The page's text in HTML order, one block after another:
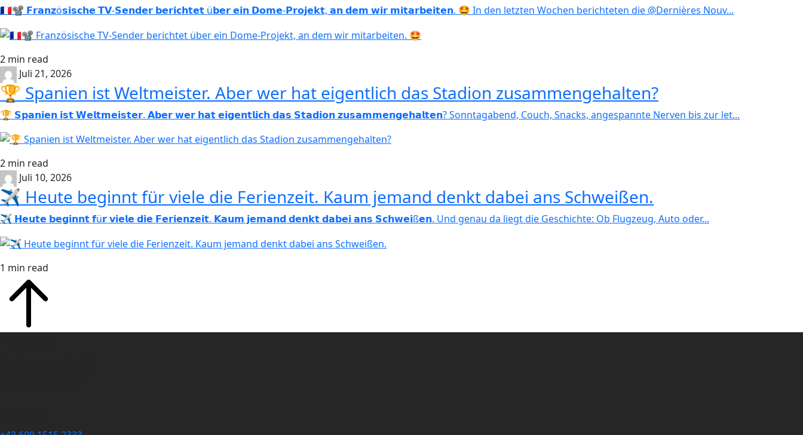
🇫🇷📽️ 𝗙𝗿𝗮𝗻𝘇ö𝘀𝗶𝘀𝗰𝗵𝗲 𝗧𝗩-𝗦𝗲𝗻𝗱𝗲𝗿 𝗯𝗲𝗿𝗶𝗰𝗵𝘁𝗲𝘁 ü𝗯𝗲𝗿 𝗲𝗶𝗻 𝗗𝗼𝗺𝗲-𝗣𝗿𝗼𝗷𝗲𝗸𝘁, 𝗮𝗻 𝗱𝗲𝗺 𝘄𝗶𝗿 𝗺𝗶𝘁𝗮𝗿𝗯𝗲𝗶𝘁𝗲𝗻. 🤩 In den letzten Wochen berichteten die @Dernières Nouv...
2 min read
Juli 21, 2026
🏆 Spanien ist Weltmeister. Aber wer hat eigentlich das Stadion zusammengehalten?
🏆 𝗦𝗽𝗮𝗻𝗶𝗲𝗻 𝗶𝘀𝘁 𝗪𝗲𝗹𝘁𝗺𝗲𝗶𝘀𝘁𝗲𝗿. 𝗔𝗯𝗲𝗿 𝘄𝗲𝗿 𝗵𝗮𝘁 𝗲𝗶𝗴𝗲𝗻𝘁𝗹𝗶𝗰𝗵 𝗱𝗮𝘀 𝗦𝘁𝗮𝗱𝗶𝗼𝗻 𝘇𝘂𝘀𝗮𝗺𝗺𝗲𝗻𝗴𝗲𝗵𝗮𝗹𝘁𝗲𝗻? Sonntagabend, Couch, Snacks, angespannte Nerven bis zur let...
2 min read
Juli 10, 2026
✈️ Heute beginnt für viele die Ferienzeit. Kaum jemand denkt dabei ans Schweißen.
✈️ 𝗛𝗲𝘂𝘁𝗲 𝗯𝗲𝗴𝗶𝗻𝗻𝘁 𝗳ü𝗿 𝘃𝗶𝗲𝗹𝗲 𝗱𝗶𝗲 𝗙𝗲𝗿𝗶𝗲𝗻𝘇𝗲𝗶𝘁. 𝗞𝗮𝘂𝗺 𝗷𝗲𝗺𝗮𝗻𝗱 𝗱𝗲𝗻𝗸𝘁 𝗱𝗮𝗯𝗲𝗶 𝗮𝗻𝘀 𝗦𝗰𝗵𝘄𝗲𝗶ß𝗲𝗻. Und genau da liegt die Geschichte: Ob Flugzeug, Auto oder...
1 min read